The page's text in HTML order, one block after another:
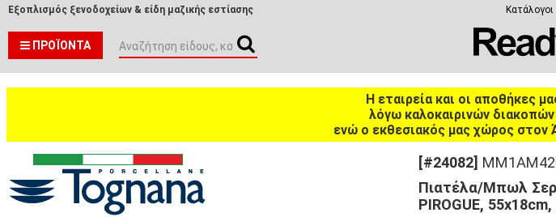
Εξοπλισμός ξενοδοχείων & είδη μαζικής εστίασης Κατάλογοι
ΠΡΟΪΌΝΤΑ
Η εταιρεία και οι αποθήκες
λόγω καλοκαιρινών
ενώ ο εκθεσιακός μας χώρος στον
[#24082]
Πιατέλα/Μπωλ
PIROGUE,